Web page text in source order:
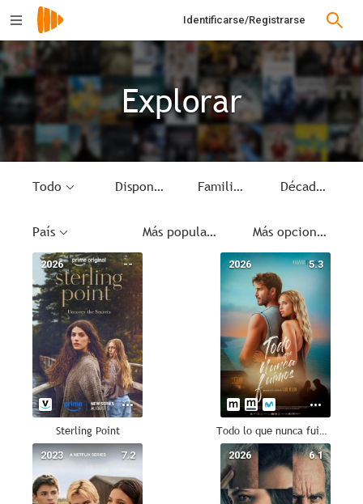
Identificarse/Registrarse
Explorar
Todo Disponible Familia Década
País Más populares Más opciones
--
2026
Sterling Point
5.3
2026
Todo lo que nunca fuimos
7.2
2023 6.1
2026